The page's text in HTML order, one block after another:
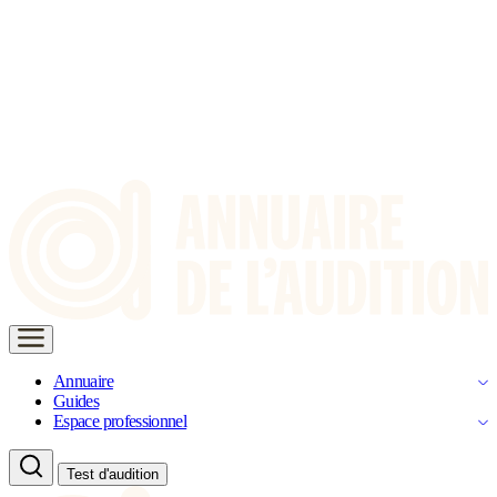
Annuaire
Guides
Espace professionnel
Test d'audition